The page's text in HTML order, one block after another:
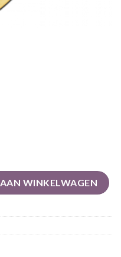
WINKELWAGEN